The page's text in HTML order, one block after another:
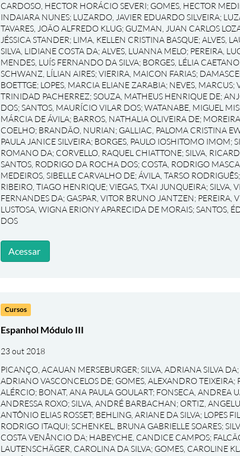
CARDOSO, HECTOR HORÁCIO SEVERI; GOMES, HECTOR
INDAIARA NUNES; LUZARDO, JAVIER EDUARDO SILVEIRA;
TAVARES, JOÃO ALFREDO KLUG; GUZMAN, JUAN CARLOS
JÉSSICA STANDER; LIMA, KELLEN CRISTINA BASQUE;ALVES,
SILVA, LIDIANE COSTA DA;ALVES, LUANNA MELO; PEREIRA,
MENDES, LUÍS FERNANDO DA SILVA; BORGES, LÉLIA
SCHWANZ, LÍLIAN AIRES;VIERIRA, MAICON FARIAS;
BOETTGE; LOPES, MARCIA ELIANE ZARABIA; NEVES, MARCUS;
TRINIDAD PACHERREZ;SOUZA, MATHEUS HENRIQUE DE;
DOS;SANTOS, MAURÍCIO VILAR DOS;WATANABE, MIGUEL
MÁRCIA DE ÁVILA; BARROS, NATHALIA OLIVEIRA DE;
COELHO; BRANDÃO, NURIAN; GALLIAC, PALOMA CRISTINA
PAULA JANICE SILVEIRA; BORGES, PAULO IOSHITOMO IMOM;
ROMANO DA; CORVELLO, RAQUEL CHIATTONE;SILVA,
SANTOS, RODRIGO DA ROCHA DOS; COSTA, RODRIGO
MEDEIROS, SIBELLE CARVALHO DE;ÁVILA, TARSO RODRIGUÊS;
RIBEIRO, TIAGO HENRIQUE;VIEGAS, TXAI JUNQUEIRA;SILVA,
FERNANDES DA; GASPAR, VITOR BRUNO JANTZEN; PEREIRA,
LUSTOSA, WIGNA ERIONY APARECIDA DE MORAIS;SANTOS,
DOS
Acessar
Cursos
Espanhol Módulo III
23 out 2018
PICANÇO, ACAUAN MERSEBURGER;SILVA, ADRIANA SILVA DA;
ADRIANO VASCONCELOS DE; GOMES, ALEXANDRO TEIXEIRA;
ALÉRCIO; BONAT, ANA PAULA GOULART; FONSECA, ANDREA
ANDRESSA ROXO;SILVA, ANDRÉ BARBACHAN;ORTIZ,
ANTÔNIO ELIAS ROSSET; BEHLING, ARIANE DA SILVA; LOPES
RODRIGO ITAQUI;SCHENKEL, BRUNA GABRIELLE SOARES;
COSTA VENÂNCIO DA; HABEYCHE, CANDICE CAMPOS;
LAUTENSCHÄGER, CAROLINA DA SILVA; GOMES, CAROLINE